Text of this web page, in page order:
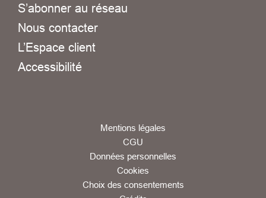
S’abonner au réseau
Nous contacter
L’Espace client
Accessibilité
Mentions légales
CGU
Données personnelles
Cookies
Choix des consentements